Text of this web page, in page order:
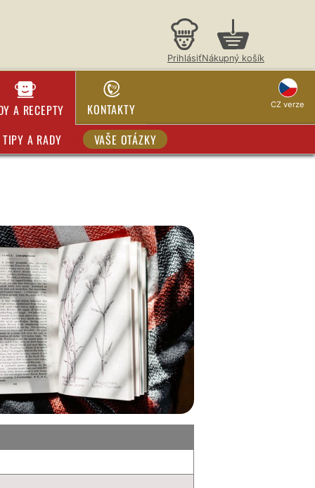
PrihlásiťNákupný košík
A RECEPTY KONTAKTY CZ verze
TIPY A RADY VAŠE OTÁZKY